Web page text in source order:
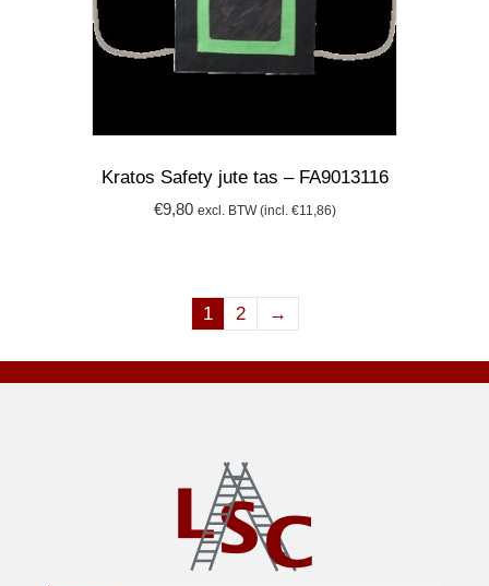
Kratos Safety jute tas – FA9013116
€9,80 excl. BTW (incl. €11,86)
1 2 →